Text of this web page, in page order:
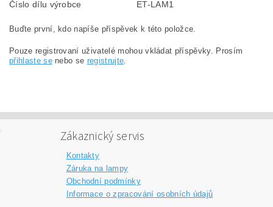
Číslo dílu výrobce ET-LAM1
Buďte první, kdo napíše příspěvek k této položce.
Pouze registrovaní uživatelé mohou vkládat příspěvky. Prosím
přihlaste senebo se registrujte.
Zákaznický servis
Kontakty
Záruka na lampy
Obchodní podmínky
Informace o zpracování osobních údajů